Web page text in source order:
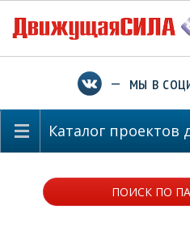
— мы в
Каталог проектов
ПОИСК ПО